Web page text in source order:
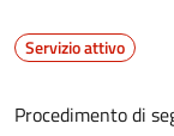
Servizio attivo
Procedimento di